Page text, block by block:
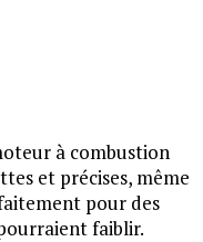
à combustion
et précises, même
pour des
faiblir.